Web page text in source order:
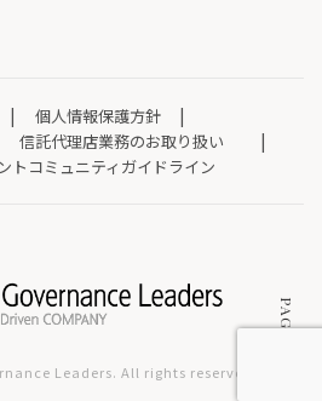
個人情報保護方針
信託代理店業務のお取り扱い
トコミュニティガイドライン
Leaders. All rights reserved. PAGE TOP